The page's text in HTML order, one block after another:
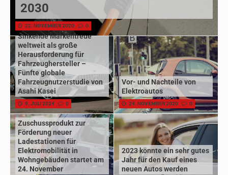
2030
22. NOVEMBER 2020 0
Sinkende Markentreue
weltweit als große
Herausforderung für
Fahrzeughersteller –
Fünfte globale
Fahrzeugnutzerstudie von
Asahi Kasei
9. JULI 2024 0
Vor- und Nachteile von
Elektroautos
24. NOVEMBER 2020 0
Zuschussprodukt zur
Förderung neuer
Ladestationen für
Elektromobilität in
Wohngebäuden startet am
24. November
2023 könnte ein sehr gutes
Jahr für den Kauf eines
neuen Autos werden